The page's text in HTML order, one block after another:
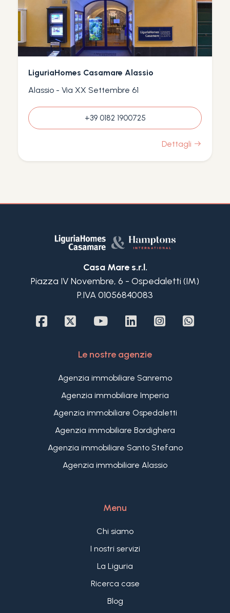
LiguriaHomes Casamare Alassio
Alassio - Via XX Settembre 61
+39 0182 1900725
Dettagli
Casa Mare s.r.l.
Piazza IV Novembre, 6 - Ospedaletti (IM)
P.IVA 01056840083
Le nostre agenzie
Agenzia immobiliare Sanremo
Agenzia immobiliare Imperia
Agenzia immobiliare Ospedaletti
Agenzia immobiliare Bordighera
Agenzia immobiliare Santo Stefano
Agenzia immobiliare Alassio
Menu
Chi siamo
I nostri servizi
La Liguria
Ricerca case
Blog